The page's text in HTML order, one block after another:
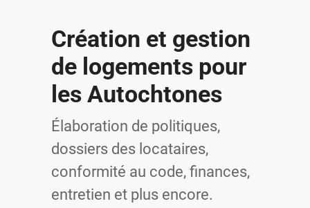
Création et gestion
de logements pour
les Autochtones
Élaboration de politiques,
dossiers des locataires,
conformité au code, finances,
entretien et plus encore.